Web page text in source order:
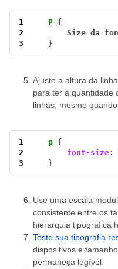
1 P
2
Size da
3
    }
Ajuste a altura da
para ter a quantidade
linhas, mesmo
1 p
2
font-size:
3
    }
Use uma escala
consistente entre os
hierarquia tipográfica
Teste sua tipografia
dispositivos e
permaneça legível.